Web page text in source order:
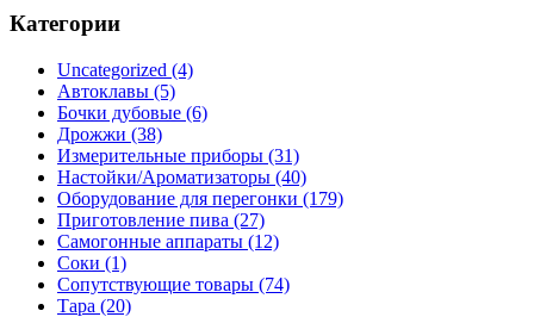
Категории
Uncategorized (4)
Автоклавы (5)
Бочки дубовые (6)
Дрожжи (38)
Измерительные приборы (31)
Настойки/Ароматизаторы (40)
Оборудование для перегонки (179)
Приготовление пива (27)
Самогонные аппараты (12)
Соки (1)
Сопутствующие товары (74)
Тара (20)